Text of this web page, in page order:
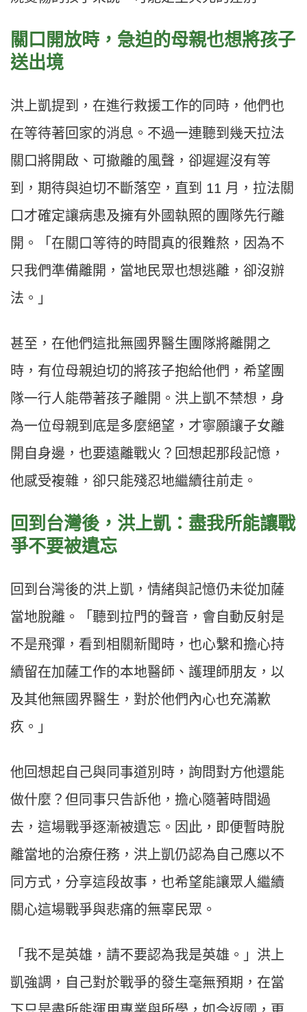
關口開放時，急迫的母親也想將孩子
送出境
洪上凱提到，在進行救援工作的同時，他們也
在等待著回家的消息。不過一連聽到幾天拉法
關口將開啟、可撤離的風聲，卻遲遲沒有等
到，期待與迫切不斷落空，直到 11 月，拉法關
口才確定讓病患及擁有外國執照的團隊先行離
開。「在關口等待的時間真的很難熬，因為不
只我們準備離開，當地民眾也想逃離，卻沒辦
法。」
甚至，在他們這批無國界醫生團隊將離開之
時，有位母親迫切的將孩子抱給他們，希望團
隊一行人能帶著孩子離開。洪上凱不禁想，身
為一位母親到底是多麼絕望，才寧願讓子女離
開自身邊，也要遠離戰火？回想起那段記憶，
他感受複雜，卻只能殘忍地繼續往前走。
回到台灣後，洪上凱：盡我所能讓戰
爭不要被遺忘
回到台灣後的洪上凱，情緒與記憶仍未從加薩
當地脫離。「聽到拉門的聲音，會自動反射是
不是飛彈，看到相關新聞時，也心繫和擔心持
續留在加薩工作的本地醫師、護理師朋友，以
及其他無國界醫生，對於他們內心也充滿歉
疚。」
他回想起自己與同事道別時，詢問對方他還能
做什麼？但同事只告訴他，擔心隨著時間過
去，這場戰爭逐漸被遺忘。因此，即便暫時脫
離當地的治療任務，洪上凱仍認為自己應以不
同方式，分享這段故事，也希望能讓眾人繼續
關心這場戰爭與悲痛的無辜民眾。
「我不是英雄，請不要認為我是英雄。」洪上
凱強調，自己對於戰爭的發生毫無預期，在當